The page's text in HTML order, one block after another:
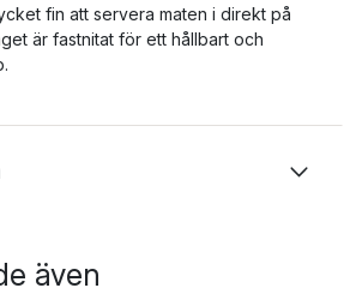
fin att servera maten i direkt på
är fastnitat för ett hållbart och
även